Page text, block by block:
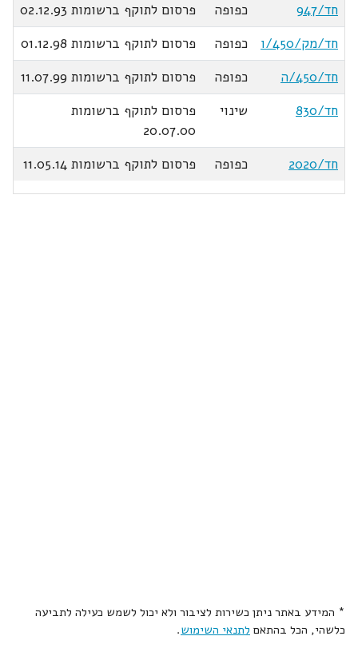
חד/947
כפופה
פרסום לתוקף ברשומות 02.12.93
חד/מק/450/ו
כפופה
פרסום לתוקף ברשומות 01.12.98
חד/450/ה
כפופה
פרסום לתוקף ברשומות 11.07.99
חד/830
שינוי
פרסום לתוקף ברשומות
20.07.00
חד/2020
כפופה פרסום לתוקף ברשומות 11.05.14
* המידע באתר ניתן כשירות לציבור ולא יכול לשמש כעילה לתביעה
כלשהי, הכל בהתאם לתנאי השימוש.